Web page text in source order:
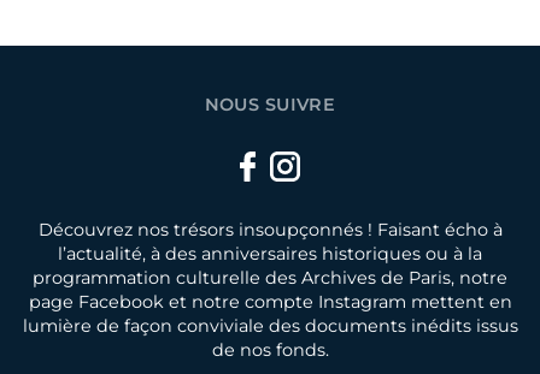
NOUS SUIVRE
Facebook
Instagram
Découvrez nos trésors insoupçonnés ! Faisant écho à
l’actualité, à des anniversaires historiques ou à la
programmation culturelle des Archives de Paris, notre
page Facebook et notre compte Instagram mettent en
lumière de façon conviviale des documents inédits issus
de nos fonds.